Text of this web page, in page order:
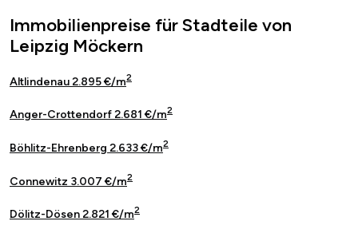
Immobilienpreise für Stadteile von
Leipzig Möckern
Altlindenau 2.895 €/m2
Anger-Crottendorf 2.681 €/m2
Böhlitz-Ehrenberg 2.633 €/m2
Connewitz 3.007 €/m2
Dölitz-Dösen 2.821 €/m2